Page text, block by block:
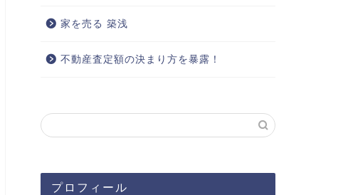
家を売る 築浅
不動産査定額の決まり方を暴露！
プロフィール